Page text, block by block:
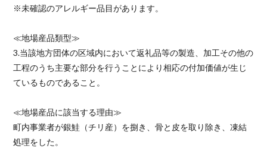
※未確認のアレルギー品目があります。
≪地場産品類型≫
3.当該地方団体の区域内において返礼品等の製造、加工その他の
工程のうち主要な部分を行うことにより相応の付加価値が生じ
ているものであること。
≪地場産品に該当する理由≫
町内事業者が銀鮭（チリ産）を捌き、骨と皮を取り除き、凍結
処理をした。